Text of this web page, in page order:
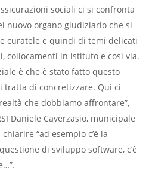
sociali ci si confronta
nuovo organo giudiziario che si
curatele e quindi di temi delicati
collocamenti in istituto e così via.
è che è stato fatto questo
tratta di concretizzare. Qui ci
che dobbiamo affrontare”,
Daniele Caverzasio, municipale
“ad esempio c’è la
di sviluppo software, c’è